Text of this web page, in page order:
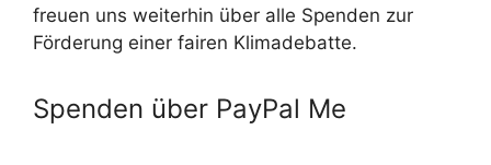
freuen uns weiterhin über alle Spenden zur
Förderung einer fairen Klimadebatte.
Spenden über PayPal Me